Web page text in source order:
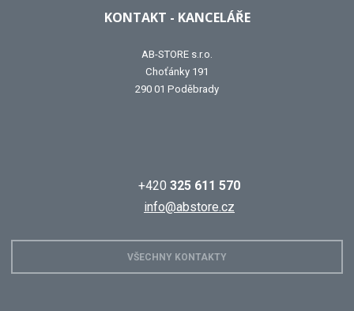
KONTAKT - KANCELÁŘE
AB-STORE s.r.o.
Choťánky 191
290 01 Poděbrady
+420 325 611 570
info@abstore.cz
VŠECHNY KONTAKTY